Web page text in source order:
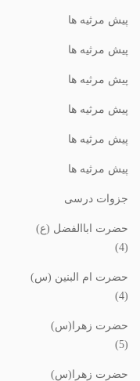
پیش مرثیه ها
پیش مرثیه ها
پیش مرثیه ها
پیش مرثیه ها
پیش مرثیه ها
پیش مرثیه ها
جزوات درسی
حضرت اباالفضل (ع)
(4)
حضرت ام البنین (س)
(4)
حضرت زهرا(س)
(5)
حضرت زهرا(س)